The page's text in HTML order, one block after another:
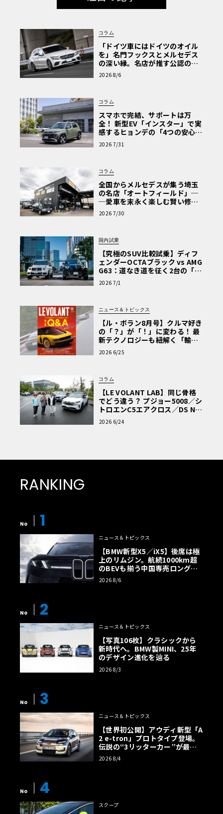
コラム
「ドイツ車にはドイツのオイル
を」名門フックスとメルセデス
の深い縁。名店が推す公認の安
心と、Cクラスで味わうシルキー
な走り〈PR〉
2026 8/6
コラム
スマホで完結、サポートは万
全！ 新型EV「インスター」で実
感するヒョンデの「4つの安心」
【第1回・ヒョンデ6つの疑問：
Why? Hyundai?】〈PR〉
2026 7/31
コラム
全国からメルセデスが集う埼玉
の名店「オートフィールド」─
─愛車を末永く楽しむ賢い修理
術と、プロがフックス製オイル
を選ぶ理由〈PR〉
2026 7/30
国内試乗
【究極のSUV比較試乗】ディフ
ェンダーOCTAブラック vs AMG
G63：道なき道を征く2台の「対
極的アプローチ」
2026 7/1
ニュース＆トピックス
【ル・ボラン8月号】クルマ好き
の「？」が「！」に変わる！ 最
新テクノロジーも紐解く「輸入
車Q&A」
2026 6/25
コラム
【LE VOLANT LAB】同じ骨格
でどう違う？ プジョー5008／シ
トロエンC5エアクロス／DS Nº4
読者一気乗りレポート
2026 6/24
RANKING
No 1
ニュース＆トピックス
【BMW新型X5／iX5】後席は極
上のリムジン。航続1000km超
のBEVも揃う中国専売ロング仕
様の全貌
2026 8/6
No 2
ニュース＆トピックス
【写真106枚】クラシックから
新時代へ。BMW製MINI、25年
のデザイン進化を辿る
2026 8/3
No 3
ニュース＆トピックス
【世界初公開】アウディ新型「A
2 e-tron」プロトタイプ登場。
伝説の“3リッターカー”が最高
効率エントリーBEVとして復活
【画像38枚】
2026 8/4
No 4
スクープ